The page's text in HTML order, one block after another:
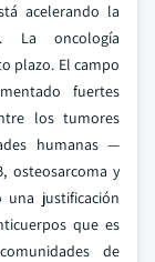
acelerando la
La oncología
plazo. El campo
fuertes
los tumores
humanas —
osteosarcoma y
justificación
que es
de